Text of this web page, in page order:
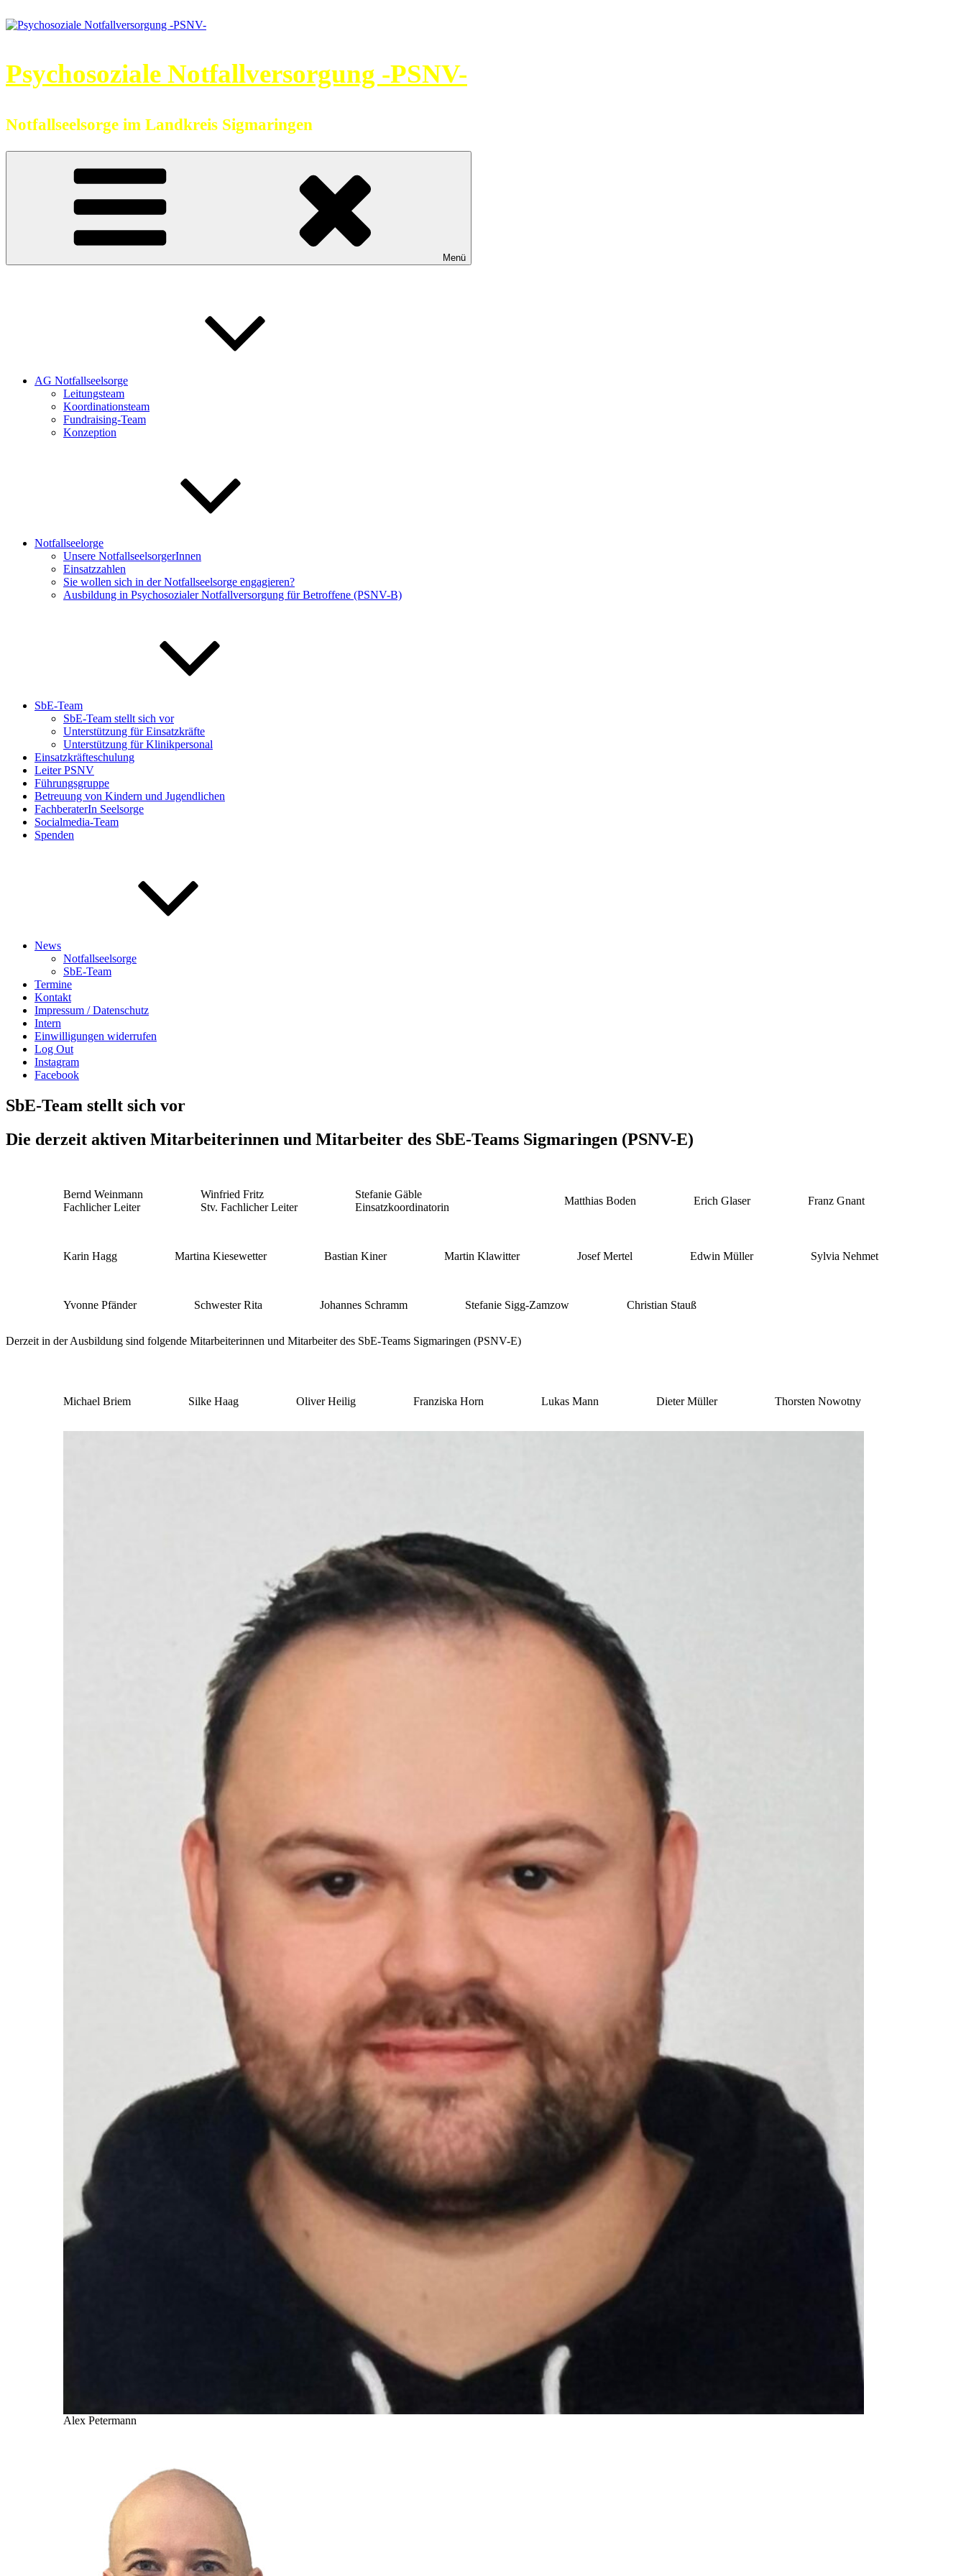
Inhalt
Psychosoziale Notfallversorgung -PSNV-
Notfallseelsorge im Landkreis Sigmaringen
Menü
AG Notfallseelsorge
Leitungsteam
Koordinationsteam
Fundraising-Team
Konzeption
Notfallseelorge
Unsere NotfallseelsorgerInnen
Einsatzzahlen
Sie wollen sich in der Notfallseelsorge engagieren?
Ausbildung in Psychosozialer Notfallversorgung für Betroffene (PSNV-B)
SbE-Team
SbE-Team stellt sich vor
Unterstützung für Einsatzkräfte
Unterstützung für Klinikpersonal
Einsatzkräfteschulung
Leiter PSNV
Führungsgruppe
Betreuung von Kindern und Jugendlichen
FachberaterIn Seelsorge
Socialmedia-Team
Spenden
News
Notfallseelsorge
SbE-Team
Termine
Kontakt
Impressum / Datenschutz
Intern
Einwilligungen widerrufen
Log Out
Instagram
Facebook
SbE-Team stellt sich vor
Die derzeit aktiven Mitarbeiterinnen und Mitarbeiter des SbE-Teams Sigmaringen (PSNV-E)
Bernd Weinmann
Fachlicher Leiter
Winfried Fritz
Stv. Fachlicher Leiter
Stefanie Gäble
Einsatzkoordinatorin
Matthias Boden Erich Glaser Franz Gnant
Karin Hagg Martina Kiesewetter Bastian Kiner Martin Klawitter Josef Mertel Edwin Müller Sylvia Nehmet
Yvonne Pfänder Schwester Rita Johannes Schramm Stefanie Sigg-Zamzow Christian Stauß
Derzeit in der Ausbildung sind folgende Mitarbeiterinnen und Mitarbeiter des SbE-Teams Sigmaringen (PSNV-E)
Michael Briem Silke Haag Oliver Heilig Franziska Horn Lukas Mann Dieter Müller Thorsten Nowotny
Alex Petermann